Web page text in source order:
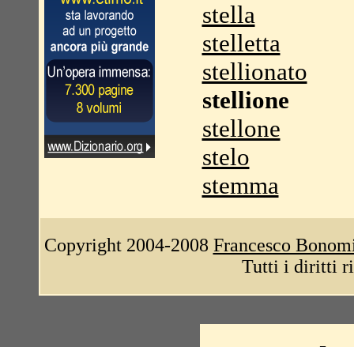
stella
stelletta
stellionato
stellione
stellone
stelo
stemma
Copyright 2004-2008 Francesco
Tutti i diritti